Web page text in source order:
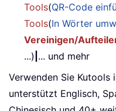
Tools(QR-Code
Tools(In Wörter
Vereinigen/
...) ... und mehr
Verwenden Sie Kutools
unterstützt Englisch,